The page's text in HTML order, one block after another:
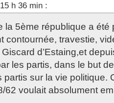
h 36 min :
la 5ème république a été
contournée, travestie,
d’Estaing,et
les partis, dans le but
partis sur la vie politique.
62 voulait absolument